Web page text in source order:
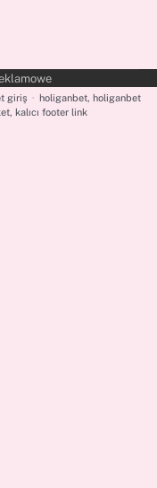
giriş · holiganbet, holiganbet
kalıcı footer link